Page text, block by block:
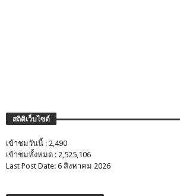
สถิติเว็บไซต์
เข้าชมวันนี้ : 2,490
เข้าชมทั้งหมด : 2,525,106
Last Post Date: 6 สิงหาคม 2026